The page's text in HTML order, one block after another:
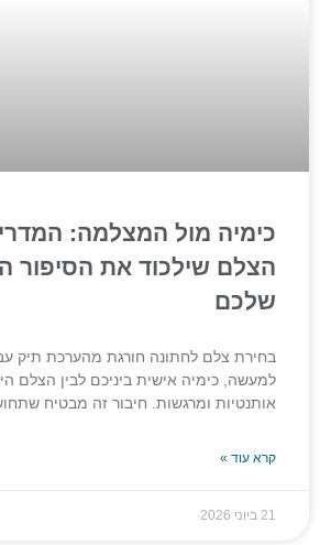
כימיה מול המצלמה:
הצלם שילכוד את הסיפור
שלכם
בחירת צלם לחתונה חורגת מהערכת תיק
למעשה, כימיה אישית ביניכם לבין הצלם
אותנטיות ומרגשות. חיבור זה מבטיח
קרא עוד »
21 ביוני 2026